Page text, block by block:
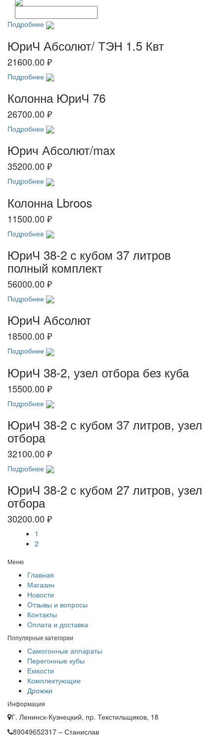
Подробнее
ЮриЧ Абсолют/ ТЭН 1.5 Квт
21600.00 ₽
Подробнее
Колонна ЮриЧ 76
26700.00 ₽
Подробнее
Юрич Абсолют/max
35200.00 ₽
Подробнее
Колонна Lbroos
11500.00 ₽
Подробнее
ЮриЧ 38-2 с кубом 37 литров
полный комплект
56000.00 ₽
Подробнее
ЮриЧ Абсолют
18500.00 ₽
Подробнее
ЮриЧ 38-2, узел отбора без куба
15500.00 ₽
Подробнее
ЮриЧ 38-2 с кубом 37 литров, узел
отбора
32100.00 ₽
Подробнее
ЮриЧ 38-2 с кубом 27 литров, узел
отбора
30200.00 ₽
1
2
Меню
Главная
Магазин
Новости
Отзывы и вопросы
Контакты
Оплата и доставка
Популярные категории
Самогонные аппараты
Перегонные кубы
Емкости
Комплектующие
Дрожжи
Информация
Г. Ленинск-Кузнецкий, пр. Текстильщиков, 18
89049652317 – Станислав